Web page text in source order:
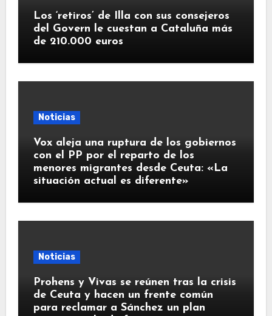
Los ‘retiros’ de Illa con sus consejeros
del Govern le cuestan a Cataluña más
de 210.000 euros
Noticias
Vox aleja una ruptura de los gobiernos
con el PP por el reparto de los
menores migrantes desde Ceuta: «La
situación actual es diferente»
Noticias
Prohens y Vivas se reúnen tras la crisis
de Ceuta y hacen un frente común
para reclamar a Sánchez un plan